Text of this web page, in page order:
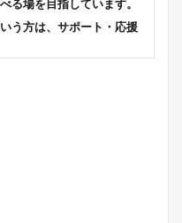
る場を目指しています。
う方は、サポート・応援